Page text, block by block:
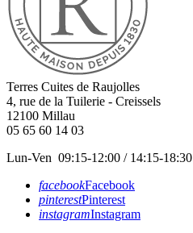
Terres Cuites de Raujolles
4, rue de la Tuilerie - Creissels
12100 Millau
05 65 60 14 03
Lun-Ven 09:15-12:00 / 14:15-18:30
facebookFacebook
pinterestPinterest
instagramInstagram